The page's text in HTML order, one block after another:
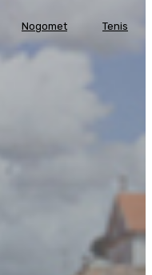
Nogomet Tenis